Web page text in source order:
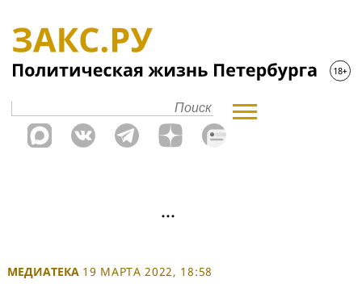
МЕДИАТЕКА 19 МАРТА 2022, 18:58